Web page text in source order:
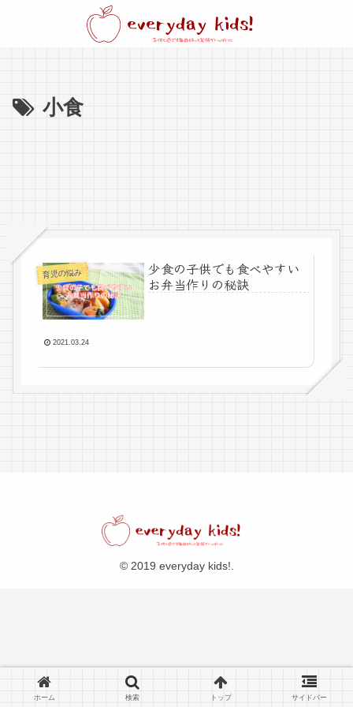
小食
育児の悩み
少食の子供でも食べやすい
お弁当作りの秘訣
2021.03.24
© 2019 everyday kids!.
ホーム 検索 トップ サイドバー